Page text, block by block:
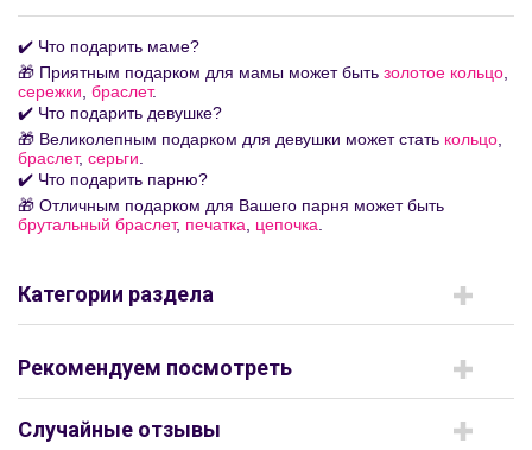
✔️ Что подарить маме?
🎁 Приятным подарком для мамы может быть золотое кольцо,
сережки, браслет.
✔️ Что подарить девушке?
🎁 Великолепным подарком для девушки может стать кольцо,
браслет, серьги.
✔️ Что подарить парню?
🎁 Отличным подарком для Вашего парня может быть
брутальный браслет, печатка, цепочка.
Категории раздела
Рекомендуем посмотреть
Случайные отзывы